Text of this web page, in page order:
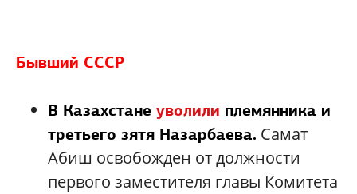
Бывший СССР
В Казахстане уволили племянника и
третьего зятя Назарбаева. Самат
Абиш освобожден от должности
первого заместителя главы Комитета